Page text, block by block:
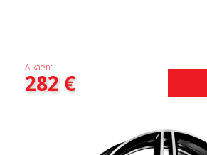
Alkaen:
282€